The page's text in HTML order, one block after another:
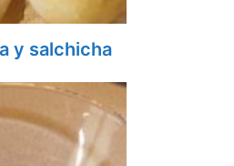
y salchicha